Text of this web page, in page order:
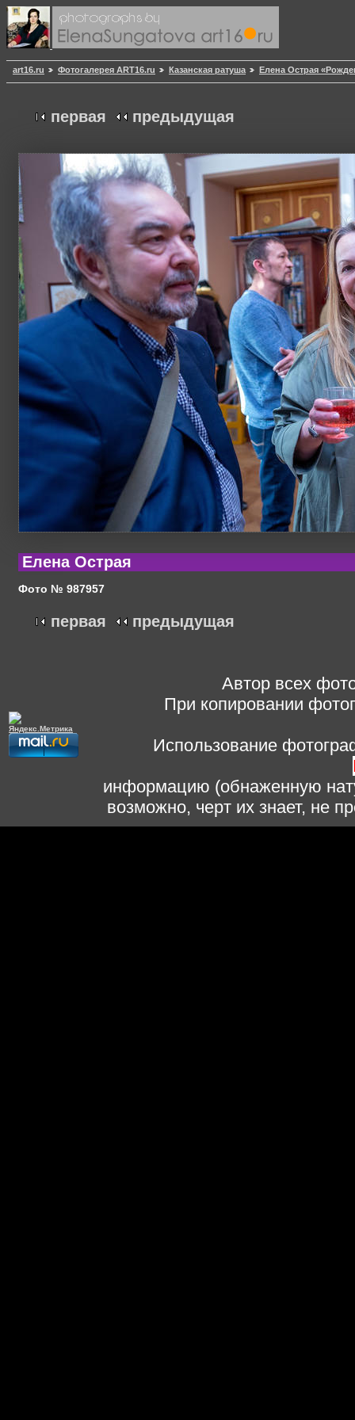
art16.ru Фотогалерея ART16.ru Казанская ратуша Елена Острая
первая предыдущая
Елена Острая
Фото № 987957
первая предыдущая
Автор всех
При копировании
Использование
информацию (обнаженную
возможно, черт их знает, не